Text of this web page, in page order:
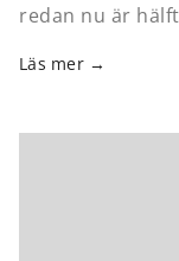
redan nu är
Läs mer